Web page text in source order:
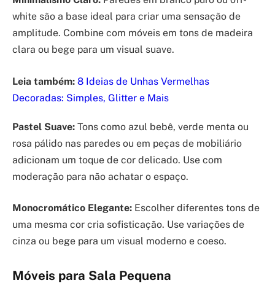
white são a base ideal para criar uma sensação de
amplitude. Combine com móveis em tons de madeira
clara ou bege para um visual suave.
Leia também: 8 Ideias de Unhas Vermelhas
Decoradas: Simples, Glitter e Mais
Pastel Suave: Tons como azul bebê, verde menta ou
rosa pálido nas paredes ou em peças de mobiliário
adicionam um toque de cor delicado. Use com
moderação para não achatar o espaço.
Monocromático Elegante: Escolher diferentes tons de
uma mesma cor cria sofisticação. Use variações de
cinza ou bege para um visual moderno e coeso.
Móveis para Sala Pequena